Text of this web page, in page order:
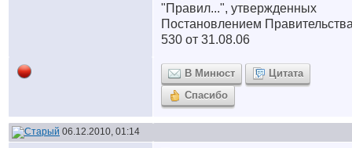
"Правил...", утвержденных
Постановлением
530 от 31.08.06
В Минюст
Цитата
Спасибо
06.12.2010, 01:14